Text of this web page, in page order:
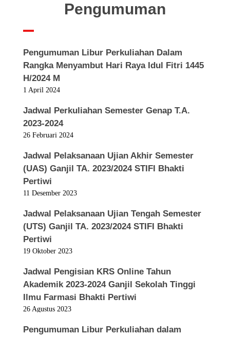
Pengumuman
Pengumuman Libur Perkuliahan Dalam
Rangka Menyambut Hari Raya Idul Fitri 1445
H/2024 M
1 April 2024
Jadwal Perkuliahan Semester Genap T.A.
2023-2024
26 Februari 2024
Jadwal Pelaksanaan Ujian Akhir Semester
(UAS) Ganjil TA. 2023/2024 STIFI Bhakti
Pertiwi
11 Desember 2023
Jadwal Pelaksanaan Ujian Tengah Semester
(UTS) Ganjil TA. 2023/2024 STIFI Bhakti
Pertiwi
19 Oktober 2023
Jadwal Pengisian KRS Online Tahun
Akademik 2023-2024 Ganjil Sekolah Tinggi
Ilmu Farmasi Bhakti Pertiwi
26 Agustus 2023
Pengumuman Libur Perkuliahan dalam